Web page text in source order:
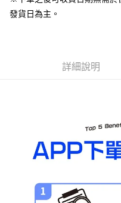
預購-7-11取貨付款(舊)
每筆NT$90，滿NT$3,000(含
預購-宅配(舊)
每筆NT$120，滿NT$3,000(
預購-宅配(離島)(舊)
每筆NT$160，滿NT$3,000(
發貨日為主。
詳細說明